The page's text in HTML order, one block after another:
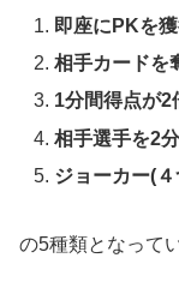
即座にPKを
相手カードを
1分間得点が2
相手選手を2
ジョーカー(
の5種類となって